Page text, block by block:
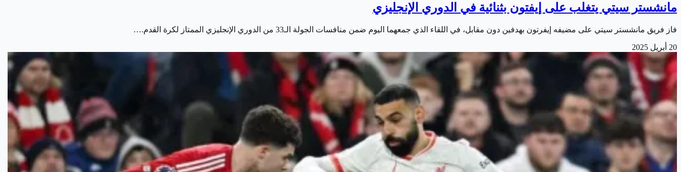
مانشستر سيتي يتغلب على إيفتون بثنائية في الدوري الإنجليزي
فاز فريق مانشستر سيتي على مضيفه إيفرتون بهدفين دون مقابل، في اللقاء الذي جمعهما اليوم ضمن منافسات الجولة الـ33 من الدوري الإنجليزي الممتاز لكرة القدم.…
20 أبريل 2025